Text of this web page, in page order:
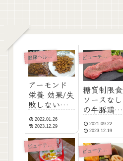
健
康ヘルスケア
アーモンド
栄養 効果/失
敗しない買
い方・ダイ
エットも栄
養補給も
2022.01.26
2023.12.29
ビューティ・ダイエット
糖質制限食
ソースなし
の牛豚鶏の
ソテー・絶
対おいしい
プロの料理
法
2021.09.22
2023.12.19
ビューティ・ダイエット
ビ